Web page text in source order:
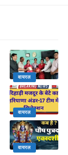
वायरल
वायरल
वायरल